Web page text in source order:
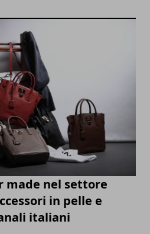
made nel settore
in pelle e
italiani